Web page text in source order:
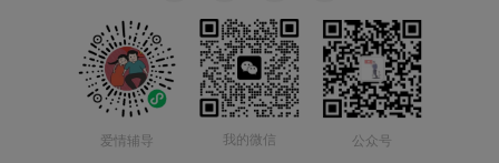
爱情辅导 我的微信 公众号